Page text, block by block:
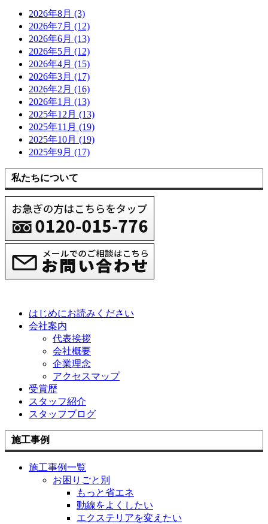
2026年8月 (3)
2026年7月 (12)
2026年6月 (13)
2026年5月 (12)
2026年4月 (15)
2026年3月 (17)
2026年2月 (16)
2026年1月 (13)
2025年12月 (13)
2025年11月 (19)
2025年10月 (19)
2025年9月 (17)
私たちについて
はじめにお読みください
会社案内
代表挨拶
会社概要
企業理念
アクセスマップ
受賞歴
スタッフ紹介
スタッフブログ
施工事例
施工事例一覧
お困りごと別
もっと省エネ
動線をよくしたい
エクステリアを変えたい